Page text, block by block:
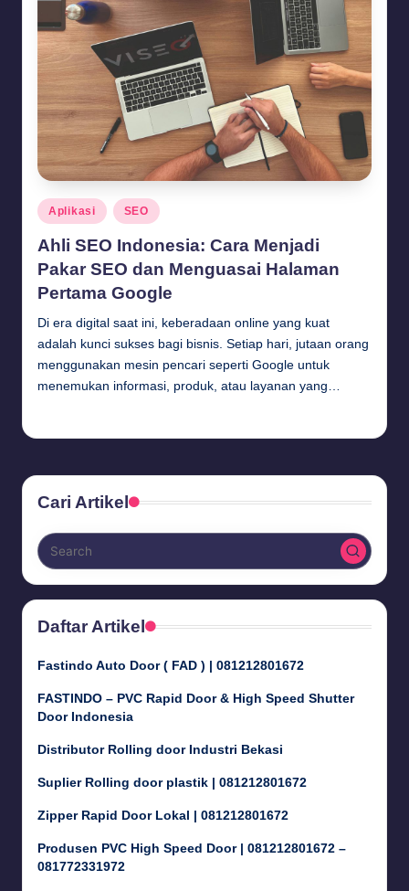
Posted
in
Aplikasi SEO
Ahli SEO Indonesia: Cara Menjadi
Pakar SEO dan Menguasai Halaman
Pertama Google
Di era digital saat ini, keberadaan online yang kuat
adalah kunci sukses bagi bisnis. Setiap hari, jutaan orang
menggunakan mesin pencari seperti Google untuk
menemukan informasi, produk, atau layanan yang…
Cari Artikel
Daftar Artikel
Fastindo Auto Door ( FAD ) | 081212801672
FASTINDO – PVC Rapid Door & High Speed Shutter
Door Indonesia
Distributor Rolling door Industri Bekasi
Suplier Rolling door plastik | 081212801672
Zipper Rapid Door Lokal | 081212801672
Produsen PVC High Speed Door | 081212801672 –
081772331972